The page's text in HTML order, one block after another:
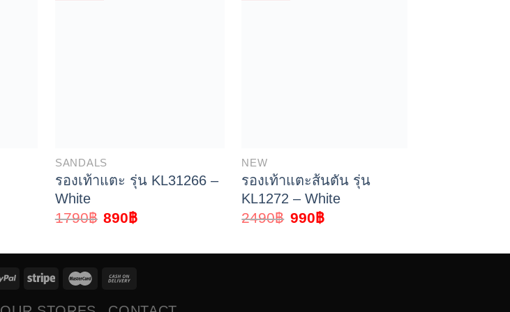
SANDALS
รองเท้าแตะ รุ่น KL31266 –
White
1790฿ 890฿
NEW
รองเท้าแตะส้นตัน รุ่น
KL1272 – White
2490฿ 990฿